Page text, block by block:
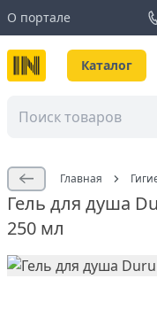
О портале
Каталог
Главная
Гель для душа
250 мл